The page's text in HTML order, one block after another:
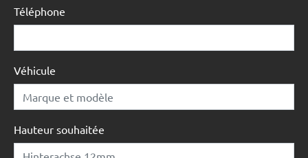
Téléphone
Véhicule
Hauteur souhaitée